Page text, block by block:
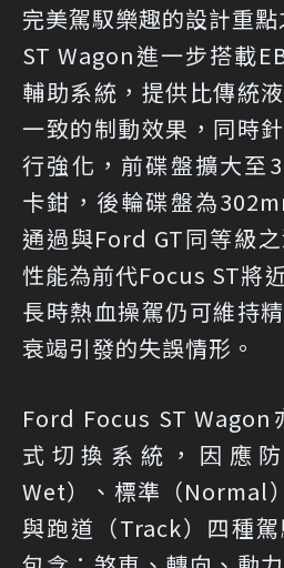
完美駕馭樂趣的設計重
ST Wagon進一步搭載
輔助系統，提供比傳統
一致的制動效果，同時
行強化，前碟盤擴大至
卡鉗，後輪碟盤為
通過與Ford GT同等級
性能為前代Focus ST將
長時熱血操駕仍可維持
衰竭引發的失誤情形。
Ford Focus ST
式切換系統，因應
Wet）、標準（Normal
與跑道（Track）四種